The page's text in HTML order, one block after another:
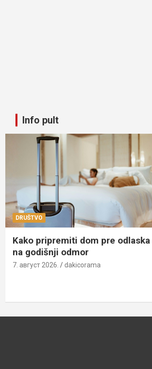
Info pult
DRUŠTVO
Kako pripremiti dom pre odlaska
na godišnji odmor
7. август 2026. dakicorama